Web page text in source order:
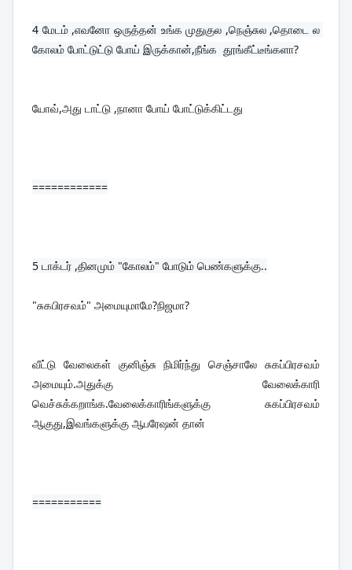
4 மேடம் ,எவனோ ஒருத்தன் உங்க முதுகுல ,நெஞ்சுல ,தொடை ல
கோலம் போட்டுட்டு போய் இருக்கான்,நீங்க  தூங்கீட்டீங்களா?
யோவ்,அது டாட்டு ,நானா போய் போட்டுக்கிட்டது
============
5 டாக்டர் ,தினமும் "கோலம்" போடும் பெண்களுக்கு..
"சுகபிரசவம்" அமையுமாமே?நிஜமா?
வீட்டு வேலைகள் குனிஞ்சு நிமிர்ந்து செஞ்சாலே சுகப்பிரசவம்
அமையும்.அதுக்கு வேலைக்காரி
வெச்சுக்கறாங்க.வேலைக்காரிங்களுக்கு சுகப்பிரசவம்
ஆகுது,இவங்களுக்கு ஆபரேஷன் தான்
===========